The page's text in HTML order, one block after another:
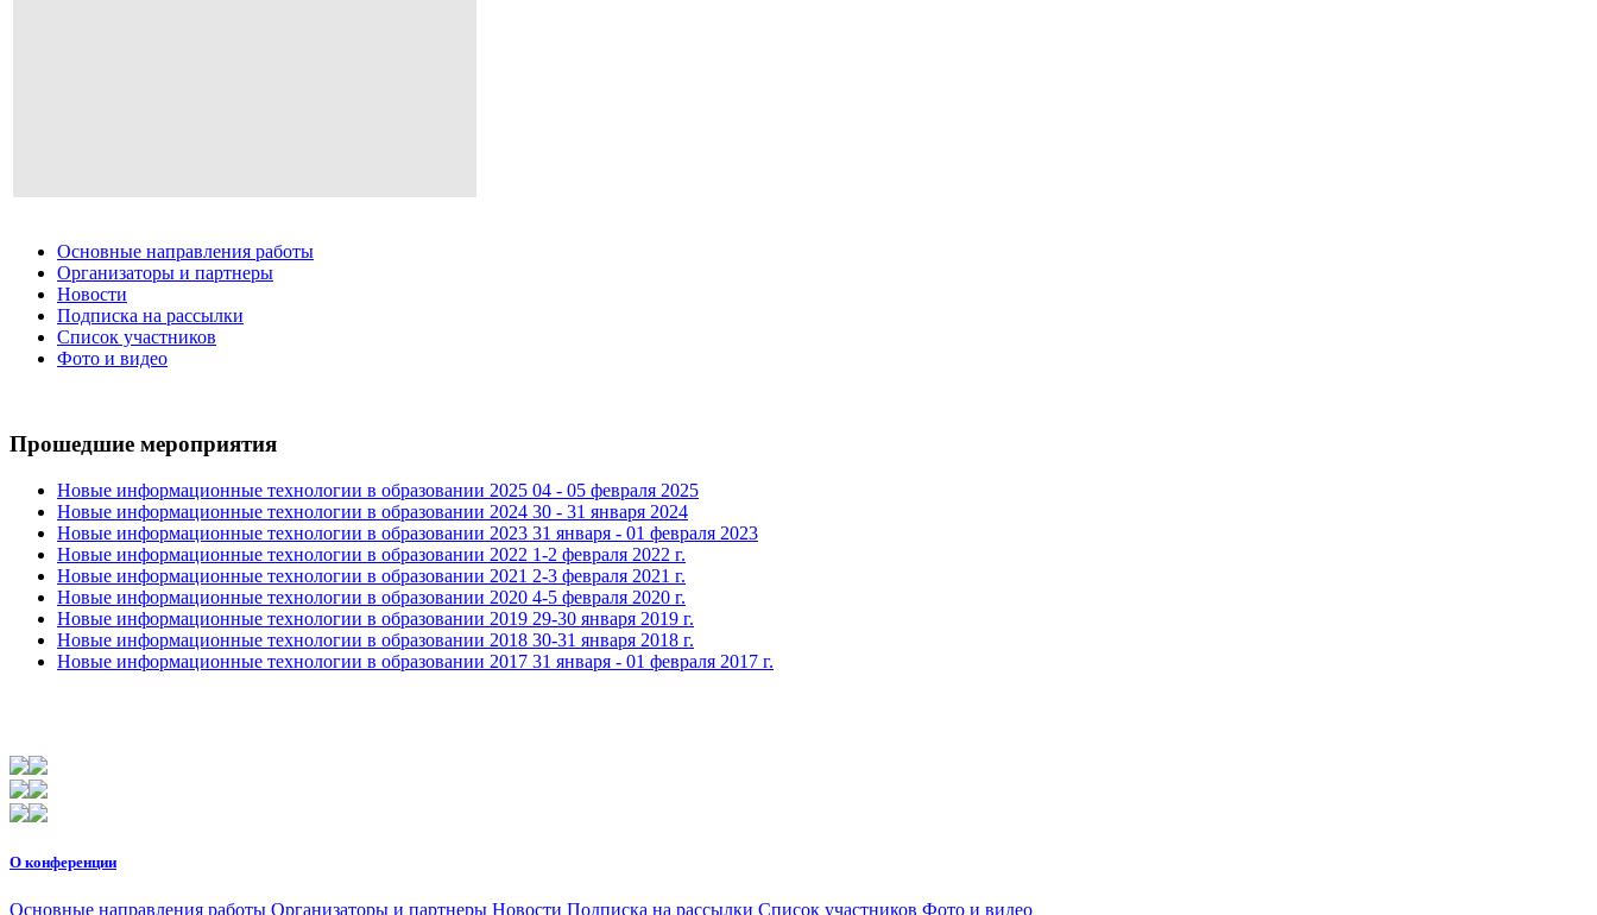
Основные направления работы
Организаторы и партнеры
Новости
Подписка на рассылки
Список участников
Фото и видео
Прошедшие мероприятия
Новые информационные технологии в образовании 2025 04 - 05 февраля 2025
Новые информационные технологии в образовании 2024 30 - 31 января 2024
Новые информационные технологии в образовании 2023 31 января - 01 февраля 2023
Новые информационные технологии в образовании 2022 1-2 февраля 2022 г.
Новые информационные технологии в образовании 2021 2-3 февраля 2021 г.
Новые информационные технологии в образовании 2020 4-5 февраля 2020 г.
Новые информационные технологии в образовании 2019 29-30 января 2019 г.
Новые информационные технологии в образовании 2018 30-31 января 2018 г.
Новые информационные технологии в образовании 2017 31 января - 01 февраля 2017 г.
О конференции
Основные направления работы Организаторы и партнеры Новости Подписка на рассылки Список участников Фото и видео